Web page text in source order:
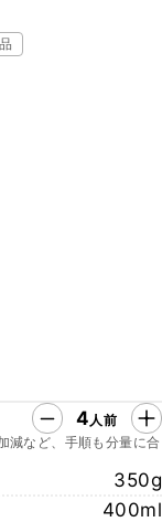
ごはんに、ぜひお試
4人前
減など、手順も分量に合
350g
400ml